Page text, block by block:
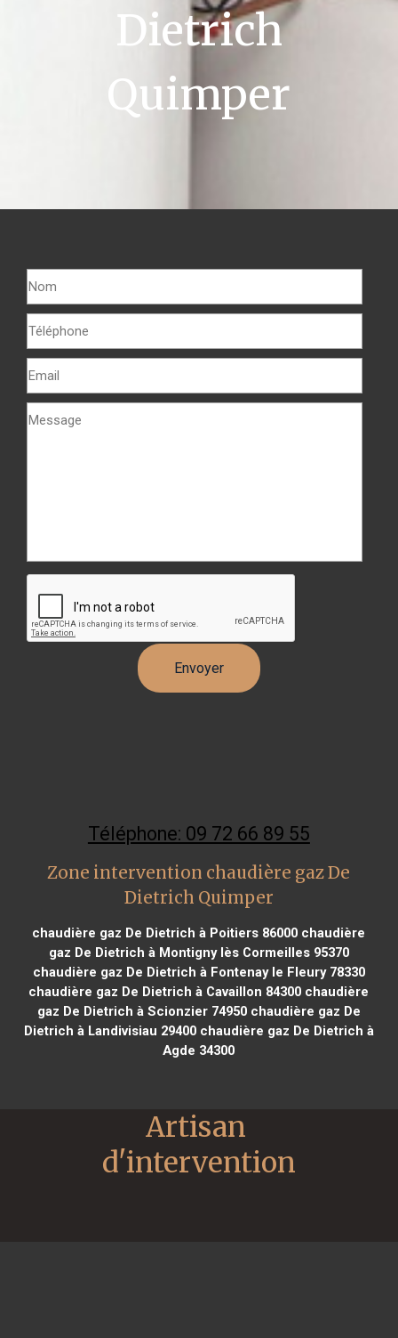
Dietrich
Quimper
Téléphone: 09 72 66 89 55
Zone intervention chaudière gaz De
Dietrich Quimper
chaudière gaz De Dietrich à Poitiers 86000 chaudière
gaz De Dietrich à Montigny lès Cormeilles 95370
chaudière gaz De Dietrich à Fontenay le Fleury 78330
chaudière gaz De Dietrich à Cavaillon 84300 chaudière
gaz De Dietrich à Scionzier 74950chaudière gaz De
Dietrich à Landivisiau 29400chaudière gaz De Dietrich à
Agde 34300
Artisan
d'intervention